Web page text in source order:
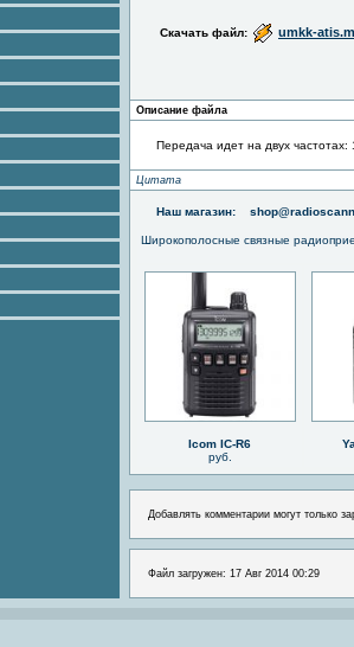
Скачать файл: umkk-
Описание файла
Передача идет на двух
Цитата
Наш магазин:
Широкополосные связные
Icom IC-R6
руб.
Добавлять комментарии могут только
Файл загружен: 17 Авг 2014 00:29